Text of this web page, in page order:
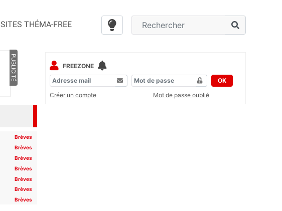
SITES THÉMA-FREE
PUBLICITÉ
Brèves
Brèves
Brèves
Brèves
Brèves
Brèves
Brèves
FREEZONE
OK
Créer un compte
Mot de passe oublié